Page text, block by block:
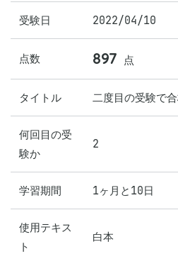
受験日 2022/04/10
点数 897 点
タイトル 二度目の受験で
何回目の受
験か
2
学習期間 1ヶ月と10日
使用テキス
ト
白本